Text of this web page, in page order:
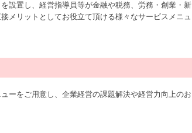
設置し、経営指導員等が金融や税務、労務・創業・新
メリットとしてお役立て頂ける様々なサービスメニュ
ーをご用意し、企業経営の課題解決や経営力向上のお